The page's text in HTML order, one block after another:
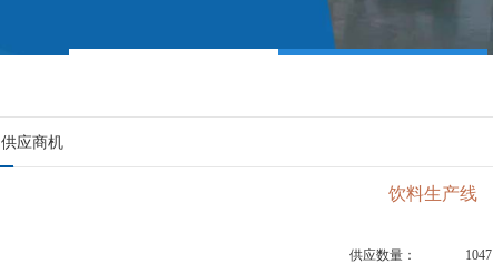
供应商机
饮料生产线
供应数量：
1047